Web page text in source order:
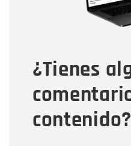
¿Tienes
contenido?
Tipo de comentario
Mensaje